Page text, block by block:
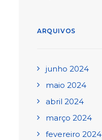
ARQUIVOS
junho 2024
maio 2024
abril 2024
março 2024
fevereiro 2024